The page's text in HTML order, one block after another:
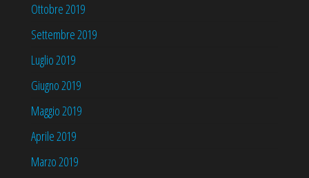
Ottobre 2019
Settembre 2019
Luglio 2019
Giugno 2019
Maggio 2019
Aprile 2019
Marzo 2019